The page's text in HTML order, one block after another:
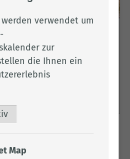
Hasetal
zum
im Süden des
werden verwendet um
zur
die Ihnen ein
Map